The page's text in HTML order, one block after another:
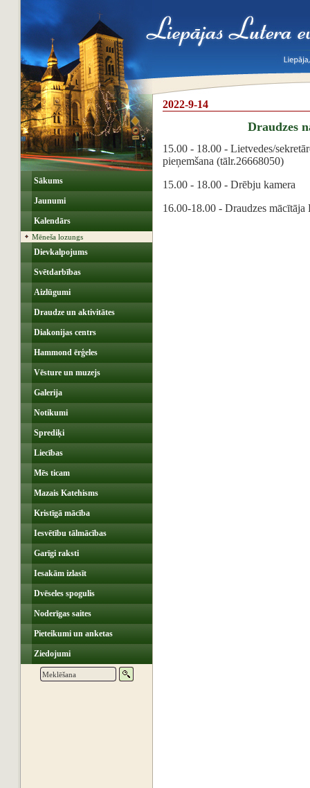
Sākums
Jaunumi
Kalendārs
Mēneša lozungs
Dievkalpojums
Svētdarbības
Aizlūgumi
Draudze un aktivitātes
Diakonijas centrs
Hammond ērģeles
Vēsture un muzejs
Galerija
Notikumi
Sprediķi
Liecības
Mēs ticam
Mazais Katehisms
Kristīgā mācība
Iesvētību tālmācības
Garīgi raksti
Iesakām izlasīt
Dvēseles spogulis
Noderīgas saites
Pieteikumi un anketas
Ziedojumi
2022-9-14
Draudzes
15.00 - 18.00 - Lietvedes/
pieņemšana (tālr.26668050)
15.00 - 18.00 - Drēbju kamera
16.00-18.00 - Draudzes mācītāja